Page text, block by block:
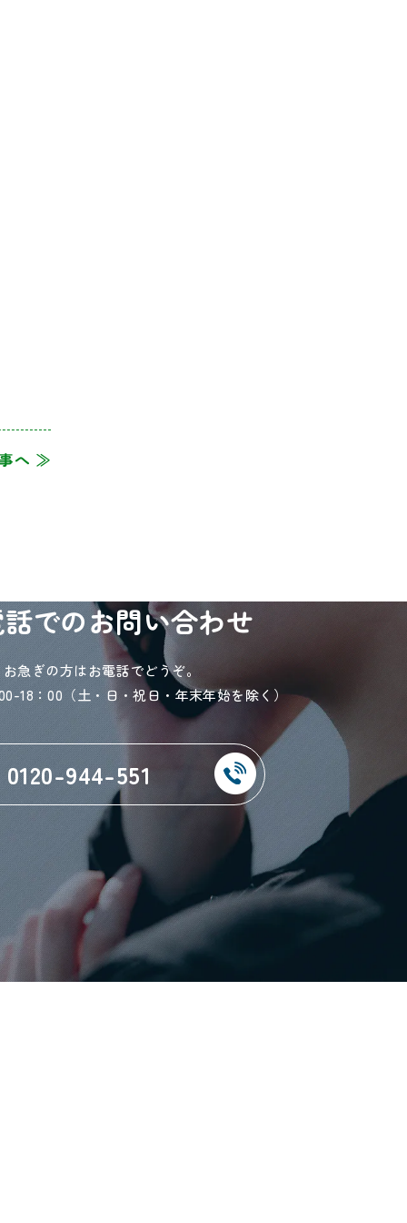
へ ≫
でのお問い合わせ
お急ぎの方はお電話でどうぞ。
18：00（土・日・祝日・年末年始を除く）
0120-944-551